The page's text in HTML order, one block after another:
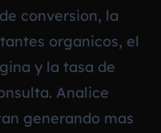
conversion, la
organicos, el
y la tasa de
Analice
generando mas